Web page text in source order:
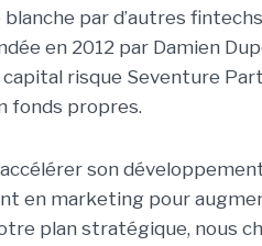
par d’autres
en 2012 par Damien
risque Seventure
fonds propres.
son
en marketing pour
plan stratégique, nous